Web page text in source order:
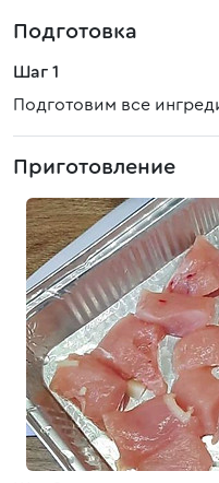
Подготовка
Шаг 1
Подготовим все
Приготовление